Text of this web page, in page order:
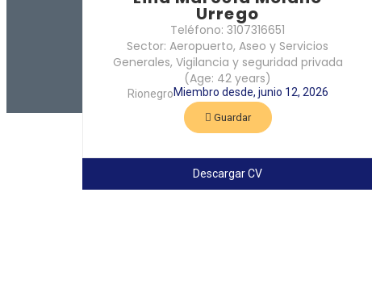
Urrego
Teléfono: 3107316651
Sector: Aeropuerto, Aseo y Servicios
Generales, Vigilancia y seguridad privada
(Age: 42 years)
RionegroMiembro desde, junio 12, 2026
Guardar
Descargar CV